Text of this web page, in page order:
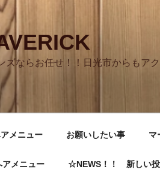
ズならお任せ！！日光市からもア
メニュー お願いしたい事 マ
メニュー ☆NEWS！！ 新しい投